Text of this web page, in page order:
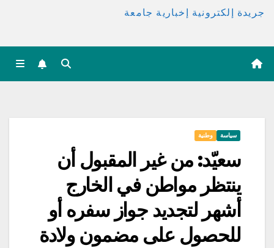
جريدة إلكترونية إخبارية جامعة
سياسة وطنية
سعيّد: من غير المقبول أن
ينتظر مواطن في الخارج
أشهر لتجديد جواز سفره أو
للحصول على مضمون ولادة